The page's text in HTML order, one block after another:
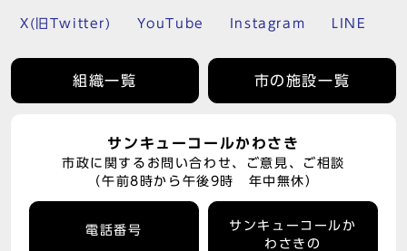
X(旧Twitter) YouTube Instagram LINE
組織一覧 市の施設一覧
サンキューコールかわさき
市政に関するお問い合わせ、ご意見、ご相談
（午前8時から午後9時 年中無休）
電話番号
サンキューコールか
わさきの